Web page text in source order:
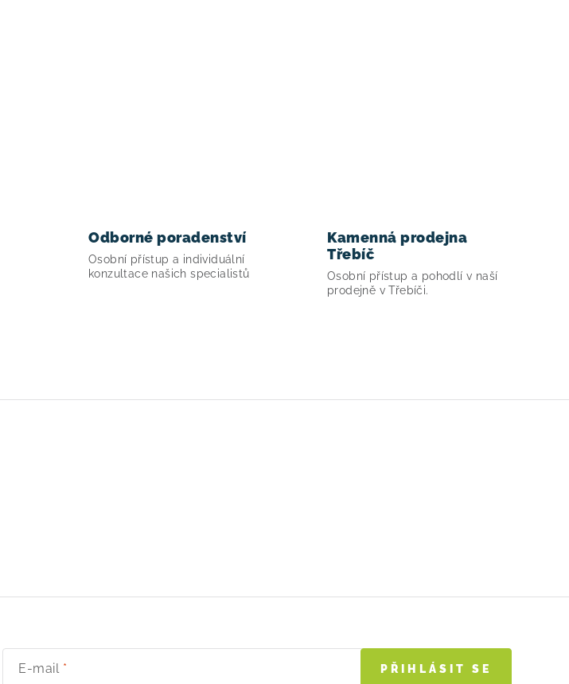
Odborné poradenství
Osobní přístup a individuální
konzultace našich specialistů
Kamenná prodejna
Třebíč
Osobní přístup a pohodlí v naší
prodejně v Třebíči.
E-mail PŘIHLÁSIT SE